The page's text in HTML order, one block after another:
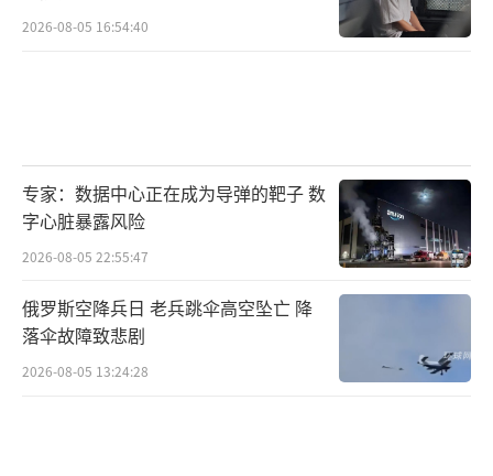
2026-08-05 16:54:40
专家：数据中心正在成为导弹的靶子 数
字心脏暴露风险
2026-08-05 22:55:47
俄罗斯空降兵日 老兵跳伞高空坠亡 降
落伞故障致悲剧
2026-08-05 13:24:28